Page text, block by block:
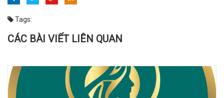
Tags:
CÁC BÀI VIẾT LIÊN QUAN